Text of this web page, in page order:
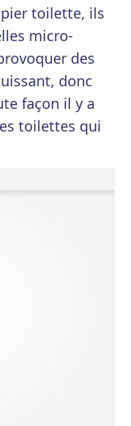
toilette, ils
micro-
des
donc
façon il y a
toilettes qui